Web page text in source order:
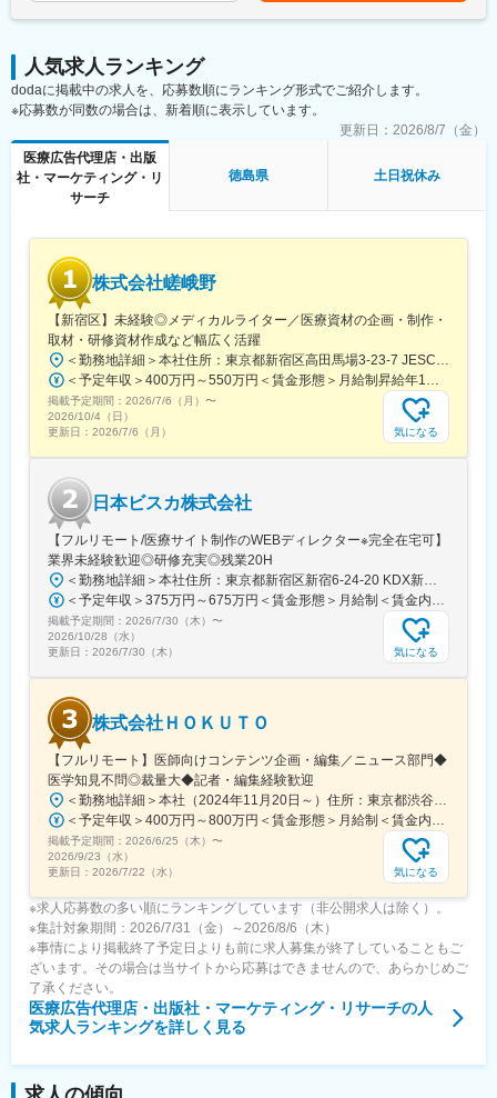
■ライター所属数は業界1位：
制作物・クオリティには定評があります。未経験から育て上げる
文化もある一方で、プロ集団として日々サービスクオリティの向
上に努めています。
■グループ会社（医療系出版社）の創刊数も業界1位：
グループ会社であるメディカルレビュー社は業界内でトップの自
社創刊数を誇っており、そのグループ会社である同社はその創刊
数の多さを支えています。
・HTMLメールや広告バナー・SNS画像などWEBマーケティング
に必要なデザイン
・学会で配るチラシやリーフレット・会員獲得のためのダイレク
■働き方
残業時間は10～20時間程とワークライフバランスを整えやすい環
四半期に一回程度の対面で会うキックオフの機会もご用意してお
ります。
■当社について：
当社は、「テクノロジーの力で人々の健康寿命を延ばす」ことを
理念に掲げ、医師専用のWebサービスやアプリを展開していま
す。
当社が提供する「ヒポクラ」は、約70,000人以上の医師が参加す
ンライン医局”として多くの医師に活用されています。
コミュニティを通じて、医師は他の専門領域の知見を得たり、診
療の選択肢を広げたりすることができ、結果的に患者さんにより
良い医療を届けることにつながっています。単なる情報共有にと
どまらず、医師同士の相互支援を通じて臨床力とモチベーション
を高める仕組みを提供している点が、当社サービスの大きな強み
となっています。
人気求人ランキング
dodaに掲載中の求人を、応募数順にランキング形式でご紹介します。
※応募数が同数の場合は、新着順に表示しています。
更新日： 2026/8/7（金）
医療広告代理店・出版
社・マーケティング・リ
サーチ
徳島県 土日祝休み
株式会社嵯峨野
【新宿区】未経験◎メディカルライター／医療資材の企画・制作・
取材・研修資材作成など幅広く活躍
＜勤務地詳細＞本社住所：東京都新宿区高田馬場3-23-7 JESCO高田馬場3F受動喫煙対策：屋内全面禁煙変更の範囲：会社の定める事業所（リモートワーク含む）
＜予定年収＞400万円～550万円＜賃金形態＞月給制昇給年1回、賞与年2回（実績）＜賃金内訳＞月額（基本給）：250,000円～350,000円＜月給＞250,000円～350,000円＜昇給有無＞有＜残業手当＞有＜給与補足＞経験・能力を考慮して決定します賃金はあくまでも目安の金額であり、選考を通じて上下する可能性があります。月給(月額)は固定手当を含めた表記です。
掲載予定期間： 2026/7/6（月） 〜
2026/10/4（日）
更新日： 2026/7/6（月） 気になる
日本ビスカ株式会社
【フルリモート/医療サイト制作のWEBディレクター※完全在宅可】
業界未経験歓迎◎研修充実◎残業20H
＜勤務地詳細＞本社住所：東京都新宿区新宿6-24-20 KDX新宿6丁目ビル10F勤務地最寄駅：都営大江戸線、東京メトロ副都心線／東新宿駅受動喫煙対策：屋内全面禁煙変更の範囲：会社の定める事業所（リモートワーク含む）
＜予定年収＞375万円～675万円＜賃金形態＞月給制＜賃金内訳＞月額（基本給）：250,000円～450,000円＜月給＞250,000円～450,000円＜昇給有無＞有＜残業手当＞有＜給与補足＞■賞与：年2回※25年度実績4.08ヶ月分■昇給：年1回賃金はあくまでも目安の金額であり、選考を通じて上下する可能性があります。月給(月額)は固定手当を含めた表記です。
掲載予定期間： 2026/7/30（木） 〜
2026/10/28（水）
更新日： 2026/7/30（木） 気になる
株式会社ＨＯＫＵＴＯ
【フルリモート】医師向けコンテンツ企画・編集／ニュース部門◆
医学知見不問◎裁量大◆記者・編集経験歓迎
＜勤務地詳細＞本社（2024年11月20日～）住所：東京都渋谷区渋谷一丁目12番2 クロスオフィス渋谷311受動喫煙対策：屋内全面禁煙変更の範囲：会社の定める事業所（リモートワーク含む）
＜予定年収＞400万円～800万円＜賃金形態＞月給制＜賃金内訳＞月額（基本給）：241,565円～483,130円固定残業手当/月：91,768円～183,536円（固定残業時間45時間0分/月）超過した時間外労働の残業手当は追加支給＜月給＞333,333円～666,666円（一律手当を含む）＜昇給有無＞有＜残業手当＞有＜給与補足＞※実績やご経験、スキルを考慮し、当社規定に基づいて決定します。賃金はあくまでも目安の金額であり、選考を通じて上下する可能性があります。月給(月額)は固定手当を含めた表記です。
掲載予定期間： 2026/6/25（木） 〜
2026/9/23（水）
更新日： 2026/7/22（水） 気になる
※求人応募数の多い順にランキングしています（非公開求人は除く）。
※集計対象期間：2026/7/31（金）～2026/8/6（木）
※事情により掲載終了予定日よりも前に求人募集が終了していることもご
ざいます。その場合は当サイトから応募はできませんので、あらかじめご
了承ください。
医療広告代理店・出版社・マーケティング・リサーチの人
気求人ランキングを詳しく見る